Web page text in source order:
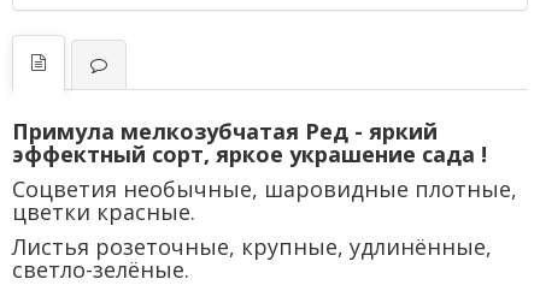
Примула мелкозубчатая Ред - яркий
эффектный сорт, яркое украшение сада !
Соцветия необычные, шаровидные плотные,
цветки красные.
Листья розеточные, крупные, удлинённые,
светло-зелёные.